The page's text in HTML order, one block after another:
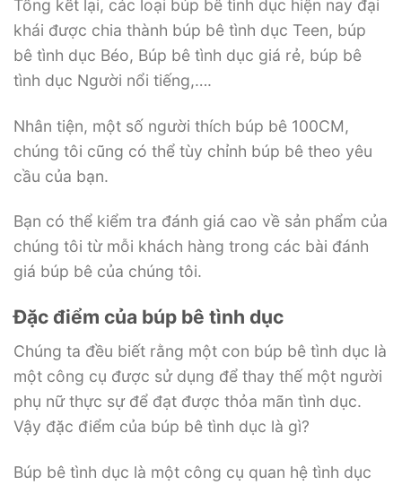
Tổng kết lại, các loại búp bê tình dục hiện nay đại
khái được chia thành búp bê tình dục Teen, búp
bê tình dục Béo, Búp bê tình dục giá rẻ, búp bê
tình dục Người nổi tiếng,….
Nhân tiện, một số người thích búp bê 100CM,
chúng tôi cũng có thể tùy chỉnh búp bê theo yêu
cầu của bạn.
Bạn có thể kiểm tra đánh giá cao về sản phẩm của
chúng tôi từ mỗi khách hàng trong các bài đánh
giá búp bê của chúng tôi.
Đặc điểm của búp bê tình dục
Chúng ta đều biết rằng một con búp bê tình dục là
một công cụ được sử dụng để thay thế một người
phụ nữ thực sự để đạt được thỏa mãn tình dục.
Vậy đặc điểm của búp bê tình dục là gì?
Búp bê tình dục là một công cụ quan hệ tình dục